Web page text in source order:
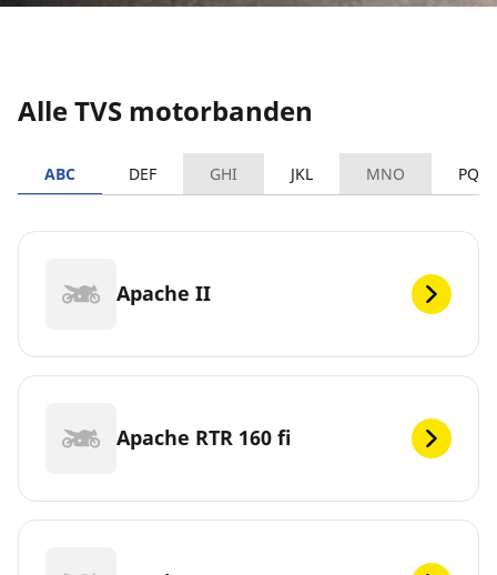
Alle TVS motorbanden
ABC DEF GHI JKL MNO PQRS
Apache II
Apache RTR 160 fi